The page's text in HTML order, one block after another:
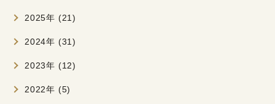
2025年 (21)
2024年 (31)
2023年 (12)
2022年 (5)